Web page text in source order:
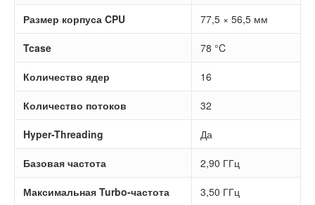
Размер корпуса CPU 77,5 × 56,5 мм
Tcase 78 °C
Количество ядер 16
Количество потоков 32
Hyper-Threading Да
Базовая частота 2,90 ГГц
Максимальная Turbo-частота 3,50 ГГц